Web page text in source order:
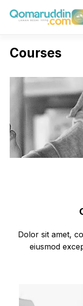
Courses
Dolor sit amet,
eiusmod